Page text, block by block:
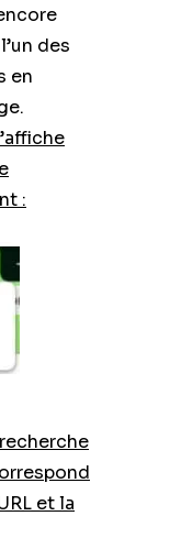
des
en
:
et la